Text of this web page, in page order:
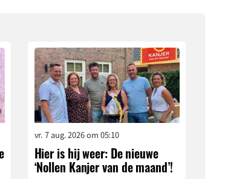
vr. 7 aug. 2026 om 05:10
Hier is hij weer: De nieuwe
‘Nollen Kanjer van de maand’!